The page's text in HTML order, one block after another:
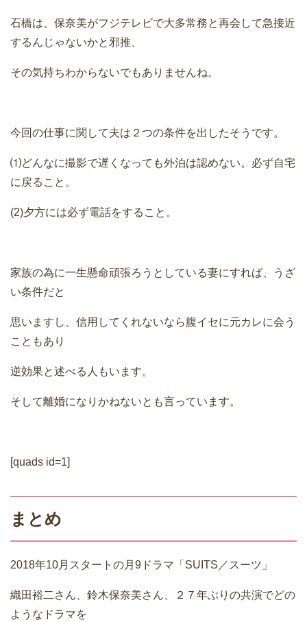
石橋は、保奈美がフジテレビで大多常務と再会して急接近
するんじゃないかと邪推、
その気持ちわからないでもありませんね。
今回の仕事に関して夫は２つの条件を出したそうです。
⑴どんなに撮影で遅くなっても外泊は認めない。必ず自宅
に戻ること。
(2)夕方には必ず電話をすること。
家族の為に一生懸命頑張ろうとしている妻にすれば、うざ
い条件だと
思いますし、信用してくれないなら腹イセに元カレに会う
こともあり
逆効果と述べる人もいます。
そして離婚になりかねないとも言っています。
[quads id=1]
まとめ
2018年10月スタートの月9ドラマ「SUITS／スーツ」
織田裕二さん、鈴木保奈美さん、２７年ぶりの共演でどの
ようなドラマを